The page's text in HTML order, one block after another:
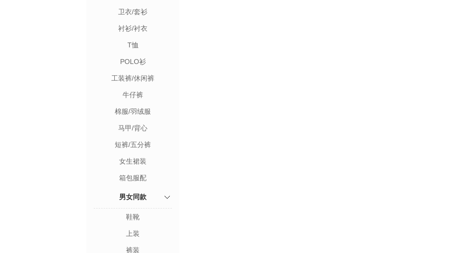
卫衣/套衫
衬衫/衬衣
T恤
POLO衫
工装裤/休闲裤
牛仔裤
棉服/羽绒服
马甲/背心
短裤/五分裤
女生裙装
箱包服配
男女同款
鞋靴
上装
裤装